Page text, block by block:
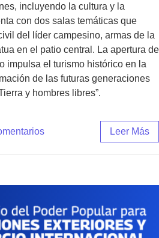
incluyendo la cultura y la
con dos salas temáticas que
del líder campesino, armas de la
en el patio central. La apertura de
impulsa el turismo histórico en la
de las futuras generaciones
y hombres libres”.
Leer Más